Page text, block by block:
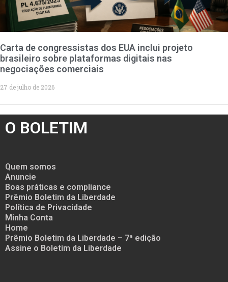
Carta de congressistas dos EUA inclui projeto
brasileiro sobre plataformas digitais nas
negociações comerciais
27 de julho de 2026
O BOLETIM
Quem somos
Anuncie
Boas práticas e compliance
Prêmio Boletim da Liberdade
Política de Privacidade
Minha Conta
Home
Prêmio Boletim da Liberdade – 7ª edição
Assine o Boletim da Liberdade